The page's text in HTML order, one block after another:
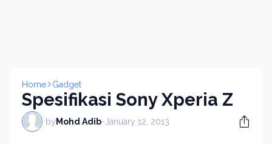
Home Gadget
Spesifikasi Sony Xperia Z
by Mohd Adib- January 12, 2013